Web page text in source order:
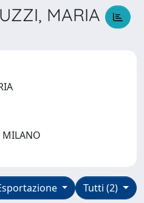
MARIA
Tutti (2)